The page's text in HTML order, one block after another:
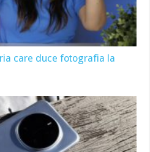
care duce fotografia la